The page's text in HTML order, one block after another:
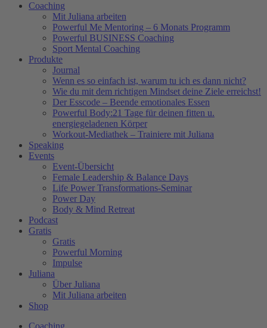
Coaching
Mit Juliana arbeiten
Powerful Me Mentoring – 6 Monats Programm
Powerful BUSINESS Coaching
Sport Mental Coaching
Produkte
Journal
Wenn es so einfach ist, warum tu ich es dann nicht?
Wie du mit dem richtigen Mindset deine Ziele erreichst!
Der Esscode – Beende emotionales Essen
Powerful Body:21 Tage für deinen fitten u.
energiegeladenen Körper
Workout-Mediathek – Trainiere mit Juliana
Speaking
Events
Event-Übersicht
Female Leadership & Balance Days
Life Power Transformations-Seminar
Power Day
Body & Mind Retreat
Podcast
Gratis
Gratis
Powerful Morning
Impulse
Juliana
Über Juliana
Mit Juliana arbeiten
Shop
Coaching